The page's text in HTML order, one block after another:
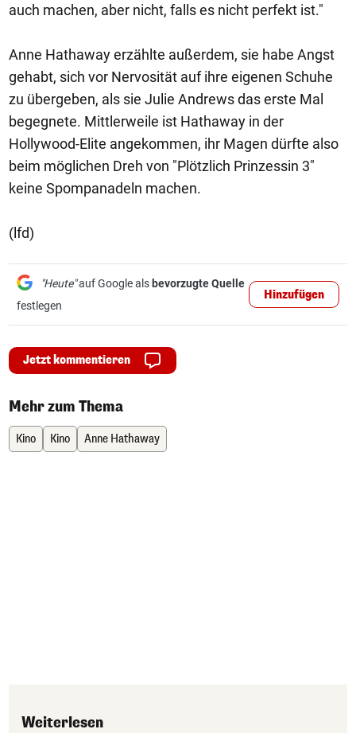
auch machen, aber nicht, falls es nicht perfekt ist."
Anne Hathaway erzählte außerdem, sie habe Angst
gehabt, sich vor Nervosität auf ihre eigenen Schuhe
zu übergeben, als sie Julie Andrews das erste Mal
begegnete. Mittlerweile ist Hathaway in der
Hollywood-Elite angekommen, ihr Magen dürfte also
beim möglichen Dreh von "Plötzlich Prinzessin 3"
keine Spompanadeln machen.
(lfd)
"Heute"auf Google als bevorzugte Quelle
festlegen
Hinzufügen
Jetzt kommentieren
Mehr zum Thema
Kino Kino Anne Hathaway
Weiterlesen